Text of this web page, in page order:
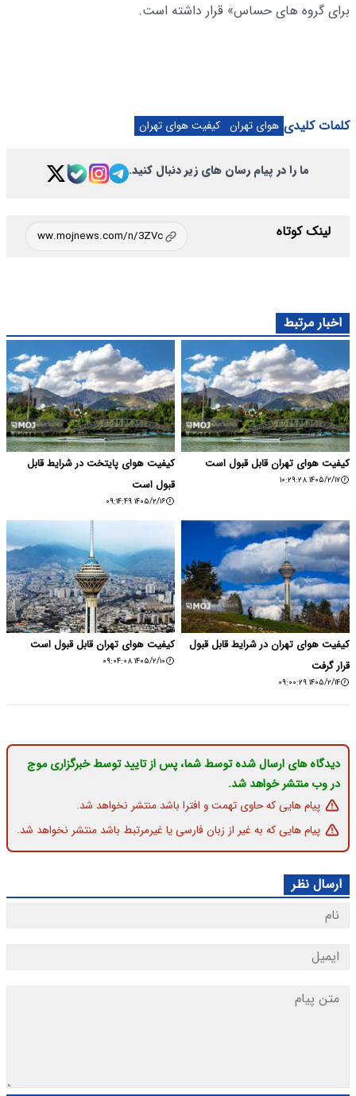
برای گروه های حساس» قرار داشته است.
کلمات کلیدی هوای تهران کیفیت هوای تهران
ما را در پیام رسان های زیر دنبال کنید.
لینک کوتاه
اخبار مرتبط
کیفیت هوای تهران قابل قبول است
۱۴۰۵/۲/۱۷ ۱۰:۲۹:۲۸
کیفیت هوای پایتخت در شرایط قابل
قبول است
۱۴۰۵/۲/۱۶ ۰۹:۱۴:۴۹
کیفیت هوای تهران در شرایط قابل قبول
قرار گرفت
۱۴۰۵/۲/۱۴ ۰۹:۰۰:۲۹
کیفیت هوای تهران قابل قبول است
۱۴۰۵/۲/۱۰ ۰۹:۰۴:۰۸
دیدگاه های ارسال شده توسط شما، پس از تایید توسط خبرگزاری موج
در وب منتشر خواهد شد.
پیام هایی که حاوی تهمت و افترا باشد منتشر نخواهد شد.
پیام هایی که به غیر از زبان فارسی یا غیرمرتبط باشد منتشر نخواهد شد.
ارسال نظر